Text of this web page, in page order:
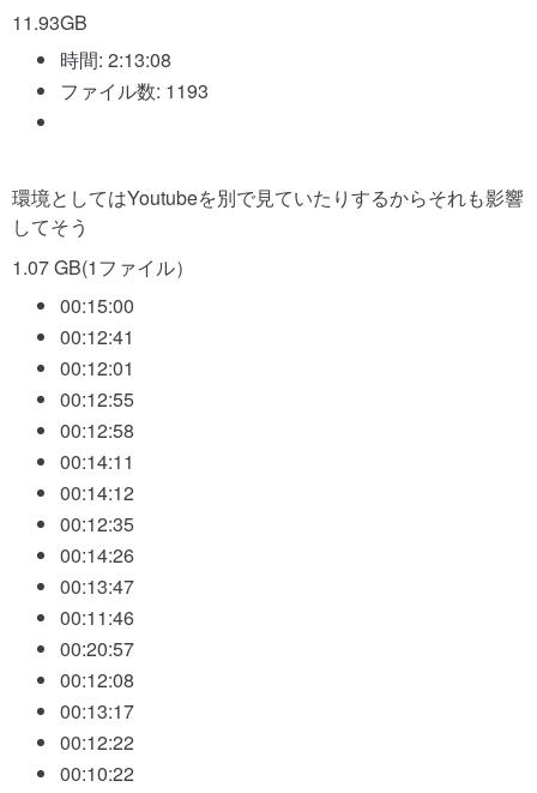
11.93GB
時間: 2:13:08
ファイル数: 1193
環境としてはYoutubeを別で見ていたりするからそれも影響
してそう
1.07 GB(1ファイル）
00:15:00
00:12:41
00:12:01
00:12:55
00:12:58
00:14:11
00:14:12
00:12:35
00:14:26
00:13:47
00:11:46
00:20:57
00:12:08
00:13:17
00:12:22
00:10:22